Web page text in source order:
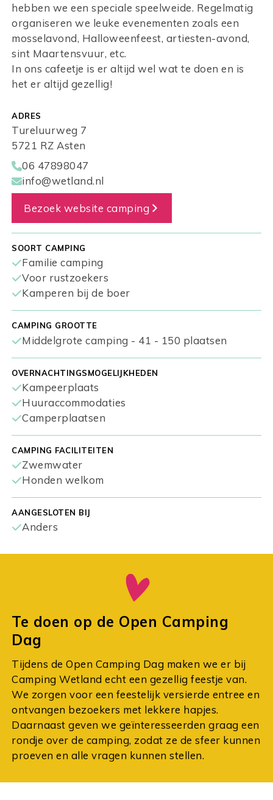
hebben we een speciale speelweide. Regelmatig
organiseren we leuke evenementen zoals een
mosselavond, Halloweenfeest, artiesten-avond,
sint Maartensvuur, etc.
In ons cafeetje is er altijd wel wat te doen en is
het er altijd gezellig!
ADRES
Tureluurweg 7
5721 RZ Asten
06 47898047
info@wetland.nl
Bezoek website camping
SOORT CAMPING
Familie camping
Voor rustzoekers
Kamperen bij de boer
CAMPING GROOTTE
Middelgrote camping - 41 - 150 plaatsen
OVERNACHTINGSMOGELIJKHEDEN
Kampeerplaats
Huuraccommodaties
Camperplaatsen
CAMPING FACILITEITEN
Zwemwater
Honden welkom
AANGESLOTEN BIJ
Anders
Te doen op de Open Camping
Dag
Tijdens de Open Camping Dag maken we er bij
Camping Wetland echt een gezellig feestje van.
We zorgen voor een feestelijk versierde entree en
ontvangen bezoekers met lekkere hapjes.
Daarnaast geven we geïnteresseerden graag een
rondje over de camping, zodat ze de sfeer kunnen
proeven en alle vragen kunnen stellen.